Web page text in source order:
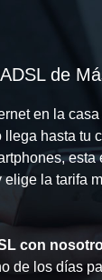
de
en la
hasta tu
esta
elige la tarifa
con
de los días